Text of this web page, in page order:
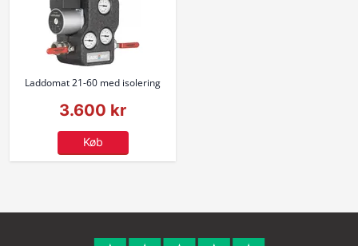
Laddomat 21-60 med isolering
3.600 kr
Køb